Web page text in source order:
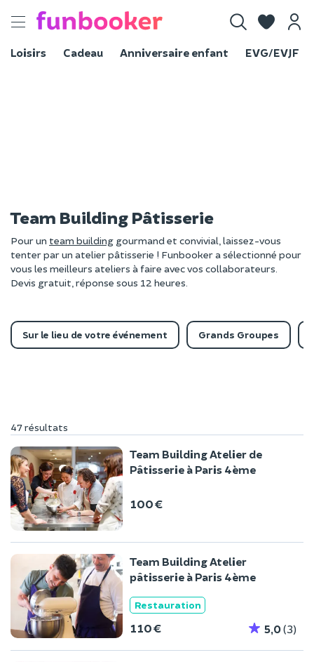
Toggle
Loisirs
Cadeau Anniversaire enfant EVG/EVJF
Team Building Pâtisserie
Pour un team building gourmand et convivial, laissez-vous
tenter par un atelier pâtisserie ! Funbooker a sélectionné pour
vous les meilleurs ateliers à faire avec vos collaborateurs.
Devis gratuit, réponse sous 12 heures.
Sur le lieu de votre événement Grands Groupes
47 résultats
Team Building Atelier de
Pâtisserie à Paris 4ème
100 €
Team Building Atelier
pâtisserie à Paris 4ème
Restauration
110 € 5,0(3)